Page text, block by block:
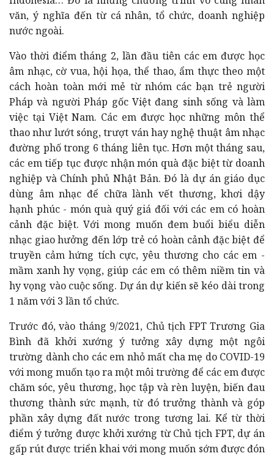
văn, ý nghĩa đến từ cá nhân, tổ chức, doanh nghiệp
nước ngoài.
Vào thời điểm tháng 2, lần đầu tiên các em được học
âm nhạc, cờ vua, hội họa, thể thao, ẩm thực theo một
cách hoàn toàn mới mẻ từ nhóm các bạn trẻ người
Pháp và người Pháp gốc Việt đang sinh sống và làm
việc tại Việt Nam. Các em được học những môn thể
thao như lướt sóng, trượt ván hay nghệ thuật âm nhạc
đường phố trong 6 tháng liên tục. Hơn một tháng sau,
các em tiếp tục được nhận món quà đặc biệt từ doanh
nghiệp và Chính phủ Nhật Bản. Đó là dự án giáo dục
dùng âm nhạc để chữa lành vết thương, khơi dậy
hạnh phúc - món quà quý giá đối với các em có hoàn
cảnh đặc biệt. Với mong muốn đem buổi biểu diễn
nhạc giao hưởng đến lớp trẻ có hoàn cảnh đặc biệt để
truyền cảm hứng tích cực, yêu thương cho các em -
mầm xanh hy vọng, giúp các em có thêm niềm tin và
hy vọng vào cuộc sống. Dự án dự kiến sẽ kéo dài trong
1 năm với 3 lần tổ chức.
Trước đó, vào tháng 9/2021, Chủ tịch FPT Trương Gia
Bình đã khởi xướng ý tưởng xây dựng một ngôi
trường dành cho các em nhỏ mất cha mẹ do COVID-19
với mong muốn tạo ra một môi trường để các em được
chăm sóc, yêu thương, học tập và rèn luyện, biến đau
thương thành sức mạnh, từ đó trưởng thành và góp
phần xây dựng đất nước trong tương lai. Kể từ thời
điểm ý tưởng được khởi xướng từ Chủ tịch FPT, dự án
gấp rút được triển khai với mong muốn sớm được đón